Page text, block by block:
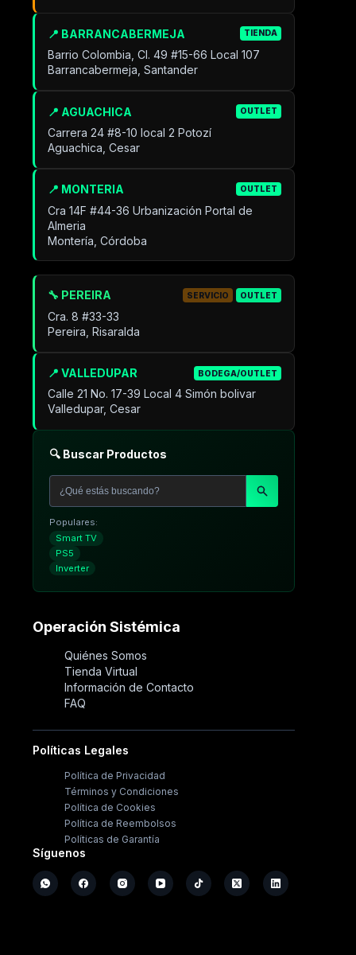
📍 BARRANCABERMEJA TIENDA
Barrio Colombia, Cl. 49 #15-66 Local 107
Barrancabermeja, Santander
📍 AGUACHICA OUTLET
Carrera 24 #8-10 local 2 Potozí
Aguachica, Cesar
📍 MONTERIA OUTLET
Cra 14F #44-36 Urbanización Portal de
Almeria
Montería, Córdoba
📍 VALLEDUPAR BODEGA/OUTLET
Calle 21 No. 17-39 Local 4 Simón bolivar
Valledupar, Cesar
🔧 PEREIRA SERVICIO OUTLET
Cra. 8 #33-33
Pereira, Risaralda
🔍 Buscar Productos
Populares:
Smart TV
PS5
Inverter
Operación Sistémica
Quiénes Somos
Tienda Virtual
Información de Contacto
FAQ
Políticas Legales
Política de Privacidad
Términos y Condiciones
Política de Cookies
Política de Reembolsos
Políticas de Garantía
Síguenos